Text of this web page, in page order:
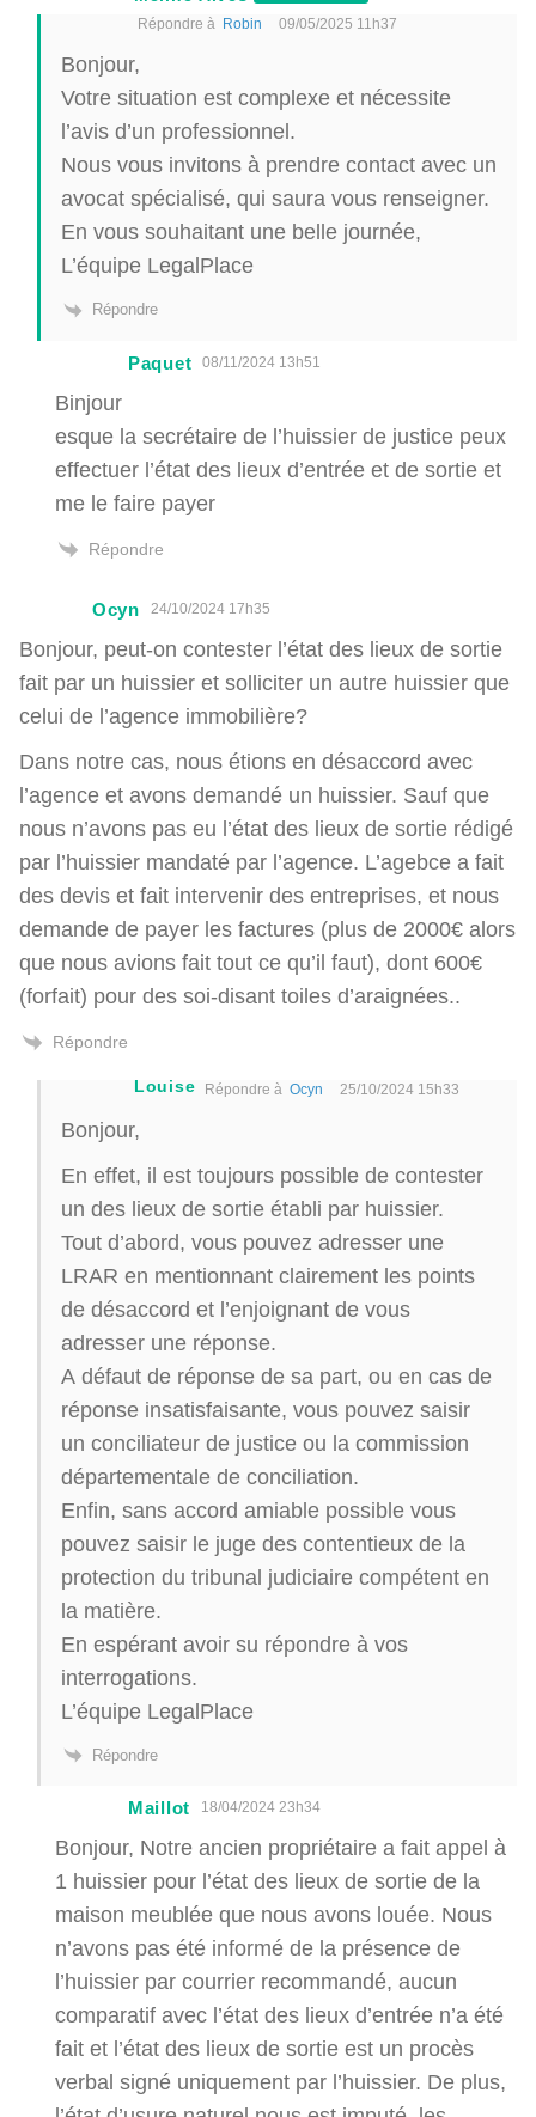
Répondre à Robin 09/05/2025 11h37
Bonjour,
Votre situation est complexe et nécessite
l’avis d’un professionnel.
Nous vous invitons à prendre contact avec un
avocat spécialisé, qui saura vous renseigner.
En vous souhaitant une belle journée,
L’équipe LegalPlace
Répondre
Paquet 08/11/2024 13h51
Binjour
esque la secrétaire de l’huissier de justice peux
effectuer l’état des lieux d’entrée et de sortie et
me le faire payer
Répondre
Ocyn 24/10/2024 17h35
Bonjour, peut-on contester l’état des lieux de sortie
fait par un huissier et solliciter un autre huissier que
celui de l’agence immobilière?
Dans notre cas, nous étions en désaccord avec
l’agence et avons demandé un huissier. Sauf que
nous n’avons pas eu l’état des lieux de sortie rédigé
par l’huissier mandaté par l’agence. L’agebce a fait
des devis et fait intervenir des entreprises, et nous
demande de payer les factures (plus de 2000€ alors
que nous avions fait tout ce qu’il faut), dont 600€
(forfait) pour des soi-disant toiles d’araignées..
Répondre
Louise Répondre àOcyn 25/10/2024 15h33
Bonjour,
En effet, il est toujours possible de contester
un des lieux de sortie établi par huissier.
Tout d’abord, vous pouvez adresser une
LRAR en mentionnant clairement les points
de désaccord et l’enjoignant de vous
adresser une réponse.
A défaut de réponse de sa part, ou en cas de
réponse insatisfaisante, vous pouvez saisir
un conciliateur de justice ou la commission
départementale de conciliation.
Enfin, sans accord amiable possible vous
pouvez saisir le juge des contentieux de la
protection du tribunal judiciaire compétent en
la matière.
En espérant avoir su répondre à vos
interrogations.
L’équipe LegalPlace
Répondre
Maillot 18/04/2024 23h34
Bonjour, Notre ancien propriétaire a fait appel à
1 huissier pour l’état des lieux de sortie de la
maison meublée que nous avons louée. Nous
n’avons pas été informé de la présence de
l’huissier par courrier recommandé, aucun
comparatif avec l’état des lieux d’entrée n’a été
fait et l’état des lieux de sortie est un procès
verbal signé uniquement par l’huissier. De plus,